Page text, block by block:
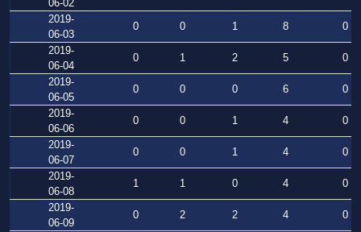
06-02
2019-
06-03
0 0 1 8
0
2019-
06-04
0 1 2 5
0
2019-
06-05
0 0 0 6
0
2019-
06-06
0 0 1 4
0
2019-
06-07
0 0 1 4
0
2019-
06-08
1 1 0 4
0
2019-
06-09
0 2 2 4
0